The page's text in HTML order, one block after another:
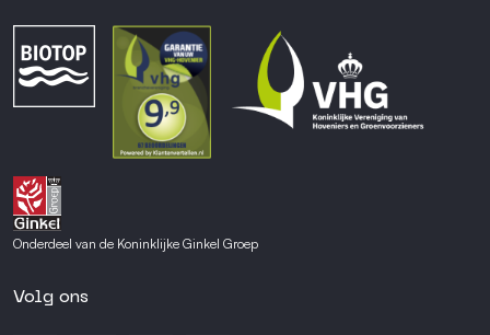
Onderdeel van de Koninklijke Ginkel Groep
Volg ons